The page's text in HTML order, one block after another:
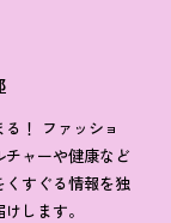
！ ファッショ
ャーや健康など
すぐる情報を独
します。